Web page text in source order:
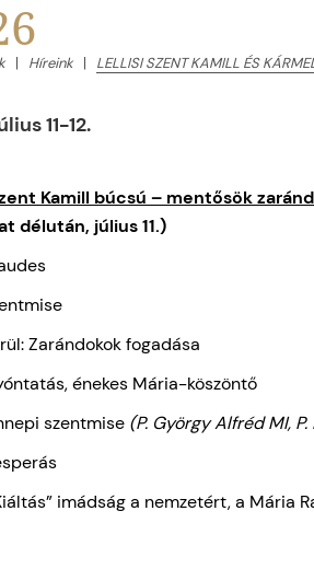
Híreink LELLISI SZENT KAMILL ÉS
11-12.
Kamill búcsú – mentősök
délután, július 11.)
Zarándokok fogadása
énekes Mária-köszöntő
szentmise (P. György Alfréd MI,
imádság a nemzetért, a Mária